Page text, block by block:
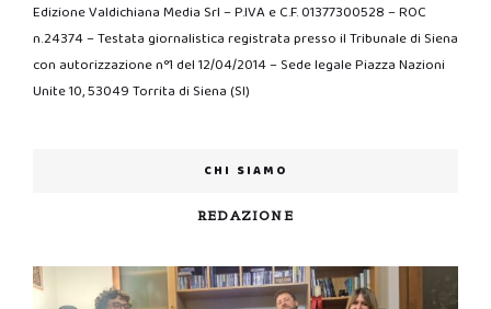
Edizione Valdichiana Media Srl – P.IVA e C.F. 01377300528 – ROC
n.24374 – Testata giornalistica registrata presso il Tribunale di Siena
con autorizzazione n°1 del 12/04/2014 – Sede legale Piazza Nazioni
Unite 10, 53049 Torrita di Siena (SI)
CHI SIAMO
REDAZIONE